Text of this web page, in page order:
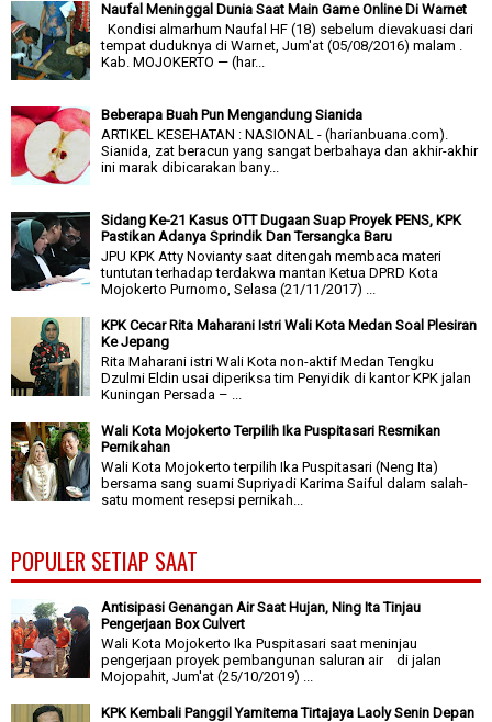
Naufal Meninggal Dunia Saat Main Game Online Di Warnet
Kondisi almarhum Naufal HF (18) sebelum dievakuasi dari
tempat duduknya di Warnet, Jum'at (05/08/2016) malam .
Kab. MOJOKERTO — (har...
Beberapa Buah Pun Mengandung Sianida
ARTIKEL KESEHATAN : NASIONAL - (harianbuana.com).
Sianida, zat beracun yang sangat berbahaya dan akhir-akhir
ini marak dibicarakan bany...
Sidang Ke-21 Kasus OTT Dugaan Suap Proyek PENS, KPK
Pastikan Adanya Sprindik Dan Tersangka Baru
JPU KPK Atty Novianty saat ditengah membaca materi
tuntutan terhadap terdakwa mantan Ketua DPRD Kota
Mojokerto Purnomo, Selasa (21/11/2017) ...
KPK Cecar Rita Maharani Istri Wali Kota Medan Soal Plesiran
Ke Jepang
Rita Maharani istri Wali Kota non-aktif Medan Tengku
Dzulmi Eldin usai diperiksa tim Penyidik di kantor KPK jalan
Kuningan Persada – ...
Wali Kota Mojokerto Terpilih Ika Puspitasari Resmikan
Pernikahan
Wali Kota Mojokerto terpilih Ika Puspitasari (Neng Ita)
bersama sang suami Supriyadi Karima Saiful dalam salah-
satu moment resepsi pernikah...
POPULER SETIAP SAAT
Antisipasi Genangan Air Saat Hujan, Ning Ita Tinjau
Pengerjaan Box Culvert
Wali Kota Mojokerto Ika Puspitasari saat meninjau
pengerjaan proyek pembangunan saluran air di jalan
Mojopahit, Jum'at (25/10/2019) ...
KPK Kembali Panggil Yamitema Tirtajaya Laoly Senin Depan